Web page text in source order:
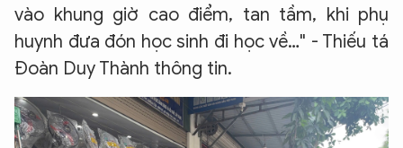
vào khung giờ cao điểm, tan tầm, khi phụ
huynh đưa đón học sinh đi học về…" - Thiếu tá
Đoàn Duy Thành thông tin.